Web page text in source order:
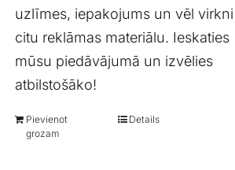
uzlīmes, iepakojums un vēl virkni
citu reklāmas materiālu. Ieskaties
mūsu piedāvājumā un izvēlies
atbilstošāko!
Pievienot
grozam
Details